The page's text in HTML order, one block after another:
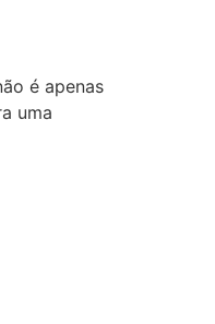
é apenas
uma